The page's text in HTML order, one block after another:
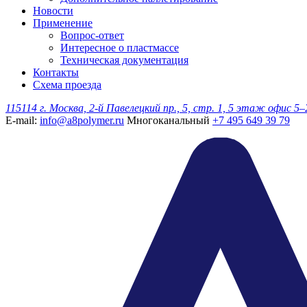
Новости
Применение
Вопрос-ответ
Интересное о пластмассе
Техническая документация
Контакты
Схема проезда
115114 г. Москва, 2-й Павелецкий пр., 5, стр. 1, 5 этаж офис
E-mail: info@a8polymer.ru Многоканальный +7 495 649 39 79